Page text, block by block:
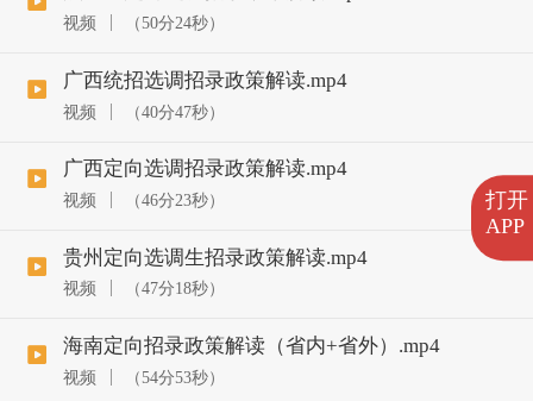
打开
APP
视频 （50分24秒）
广西统招选调招录政策解读.mp4
视频 （40分47秒）
广西定向选调招录政策解读.mp4
视频 （46分23秒）
贵州定向选调生招录政策解读.mp4
视频 （47分18秒）
海南定向招录政策解读（省内+省外）.mp4
视频 （54分53秒）